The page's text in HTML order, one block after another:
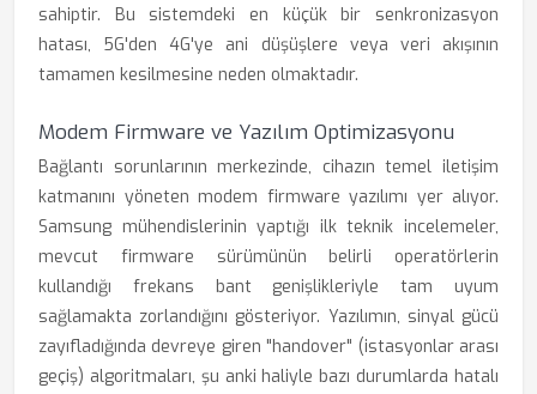
sahiptir. Bu sistemdeki en küçük bir senkronizasyon
hatası, 5G'den 4G'ye ani düşüşlere veya veri akışının
tamamen kesilmesine neden olmaktadır.
Modem Firmware ve Yazılım Optimizasyonu
Bağlantı sorunlarının merkezinde, cihazın temel iletişim
katmanını yöneten modem firmware yazılımı yer alıyor.
Samsung mühendislerinin yaptığı ilk teknik incelemeler,
mevcut firmware sürümünün belirli operatörlerin
kullandığı frekans bant genişlikleriyle tam uyum
sağlamakta zorlandığını gösteriyor. Yazılımın, sinyal gücü
zayıfladığında devreye giren "handover" (istasyonlar arası
geçiş) algoritmaları, şu anki haliyle bazı durumlarda hatalı